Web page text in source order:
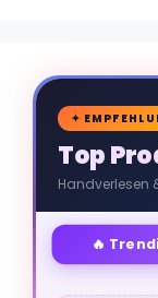
✦
Top
Handverlesen
🔥